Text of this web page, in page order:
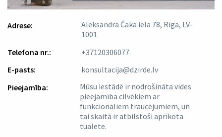
Adrese:
Aleksandra Čaka iela 78, Rīga, LV-
1001
Telefona nr.:
+37120306077
E-pasts:
konsultacija@dzirde.lv
Pieejamība:
Mūsu iestādē ir nodrošināta vides
pieejamība cilvēkiem ar
funkcionāliem traucējumiem, un
tai skaitā ir atbilstoši aprīkota
tualete.